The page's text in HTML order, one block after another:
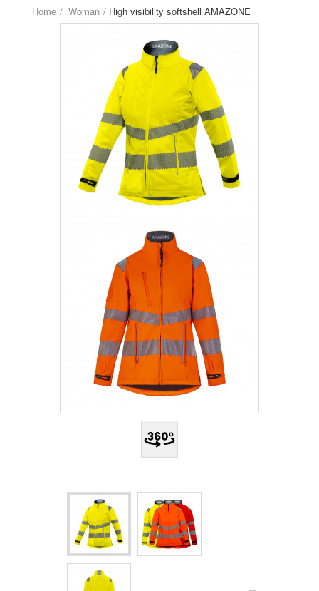
Home Woman High visibility softshell AMAZONE